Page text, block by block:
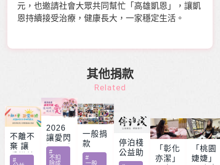
元，也邀請社會大眾共同幫忙「高雄凱恩」，讓凱
恩持續接受治療，健康長大，一家穩定生活。
其他捐款
Related
不離不
棄 讓
愛繼續
#
2026
讓愛閃
耀 – 公
益服務
#
不扣
除成
一般捐
款
#
一般
停泊棧
公益助
印
「彰化
亦潔」
「桃園
婕婕」